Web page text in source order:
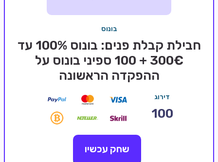
בלאקג'ק אונליין
בונוסים בקזינו אונליין
בונוס
חבילת קבלת פנים: בונוס 100% עד
300€ + 100 ספיני בונוס על
ההפקדה הראשונה
דירוג
100
שחק עכשיו